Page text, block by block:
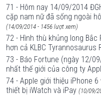
71 - Hôm nay 14/09/2014
cặp nam nữ đã sống ngoài
(14/09/2014 - 1456 lượt xem)
72 - Hình thù khủng long
hơn cả KLBC Tyrannosaurus
73 - Báo Fortune (ngày 12/
nhất thế giới của công ty
74 - Apple giới thiệu iPhone
thiết bị iWatch và iPay (10/09/